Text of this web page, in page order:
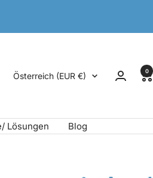
Land/Region
Österreich (EUR €) 0
Lösungen Blog